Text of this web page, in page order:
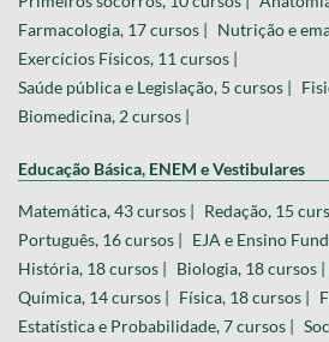
Farmacologia, 17 cursos | Nutrição e
Exercícios Físicos, 11 cursos |
Saúde pública e Legislação, 5 cursos |
Biomedicina, 2 cursos |
Educação Básica, ENEM e Vestibulares
Matemática, 43 cursos | Redação, 15
Português, 16 cursos | EJA e Ensino
História, 18 cursos | Biologia, 18 cursos |
Química, 14 cursos | Física, 18 cursos |
Estatística e Probabilidade, 7 cursos |